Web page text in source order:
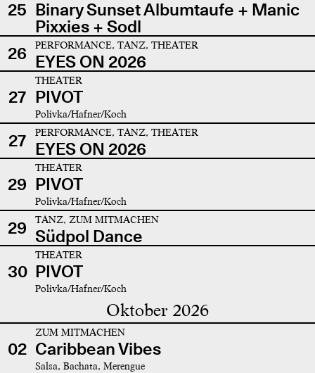
25 Binary Sunset Albumtaufe + Manic
Pixxies + Sodl
26
PERFORMANCE, TANZ, THEATER
EYES ON 2026
27
THEATER
PIVOT
Polivka/Hafner/Koch
27 PERFORMANCE, TANZ, THEATER
EYES ON 2026
29
THEATER
PIVOT
Polivka/Hafner/Koch
29 TANZ, ZUM MITMACHEN
Südpol Dance
30
THEATER
PIVOT
Polivka/Hafner/Koch
Oktober 2026
02
ZUM MITMACHEN
Caribbean Vibes
Salsa, Bachata, Merengue